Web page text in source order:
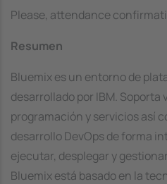
Please, attendance
Resumen
Bluemix es un entorno de
desarrollado por IBM. Soporta
programación y servicios​ así
desarrollo DevOps de forma
ejecutar, desplegar y
Bluemix está basado en la